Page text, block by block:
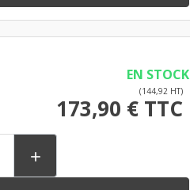
EN STOCK
(144,92 HT)
173,90 € TTC
